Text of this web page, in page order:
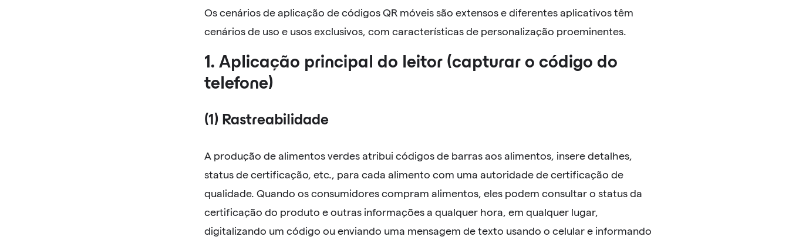
Os cenários de aplicação de códigos QR móveis são extensos e diferentes aplicativos têm
cenários de uso e usos exclusivos, com características de personalização proeminentes.
1. Aplicação principal do leitor (capturar o código do
telefone)
(1) Rastreabilidade
A produção de alimentos verdes atribui códigos de barras aos alimentos, insere detalhes,
status de certificação, etc., para cada alimento com uma autoridade de certificação de
qualidade. Quando os consumidores compram alimentos, eles podem consultar o status da
certificação do produto e outras informações a qualquer hora, em qualquer lugar,
digitalizando um código ou enviando uma mensagem de texto usando o celular e informando